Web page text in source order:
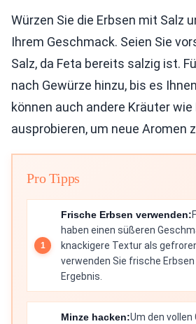
Würzen Sie die Erbsen mit Salz
Ihrem Geschmack. Seien Sie
Salz, da Feta bereits salzig ist.
nach Gewürze hinzu, bis es
können auch andere Kräuter
ausprobieren, um neue Aromen
Pro Tipps
Frische Erbsen verwenden:
haben einen süßeren
knackigere Textur als
verwenden Sie frische
Ergebnis.
Minze hacken:Um den